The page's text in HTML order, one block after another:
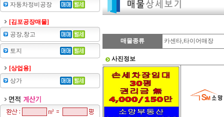
자동차정비공장
[김포공장매물]
공장,창고
토지
[상업용]
상가
매물종류 카센타,타이어매장
사진정보